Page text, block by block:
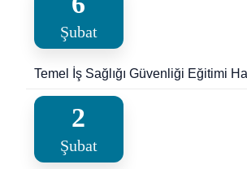
Şubat
Temel İş Sağlığı Güvenliği Eğitimi
2
Şubat